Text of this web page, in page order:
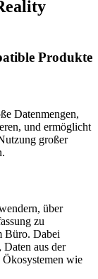
Produkte
Datenmengen,
und ermöglicht
großer
über
zu
Büro. Dabei
aus der
wie